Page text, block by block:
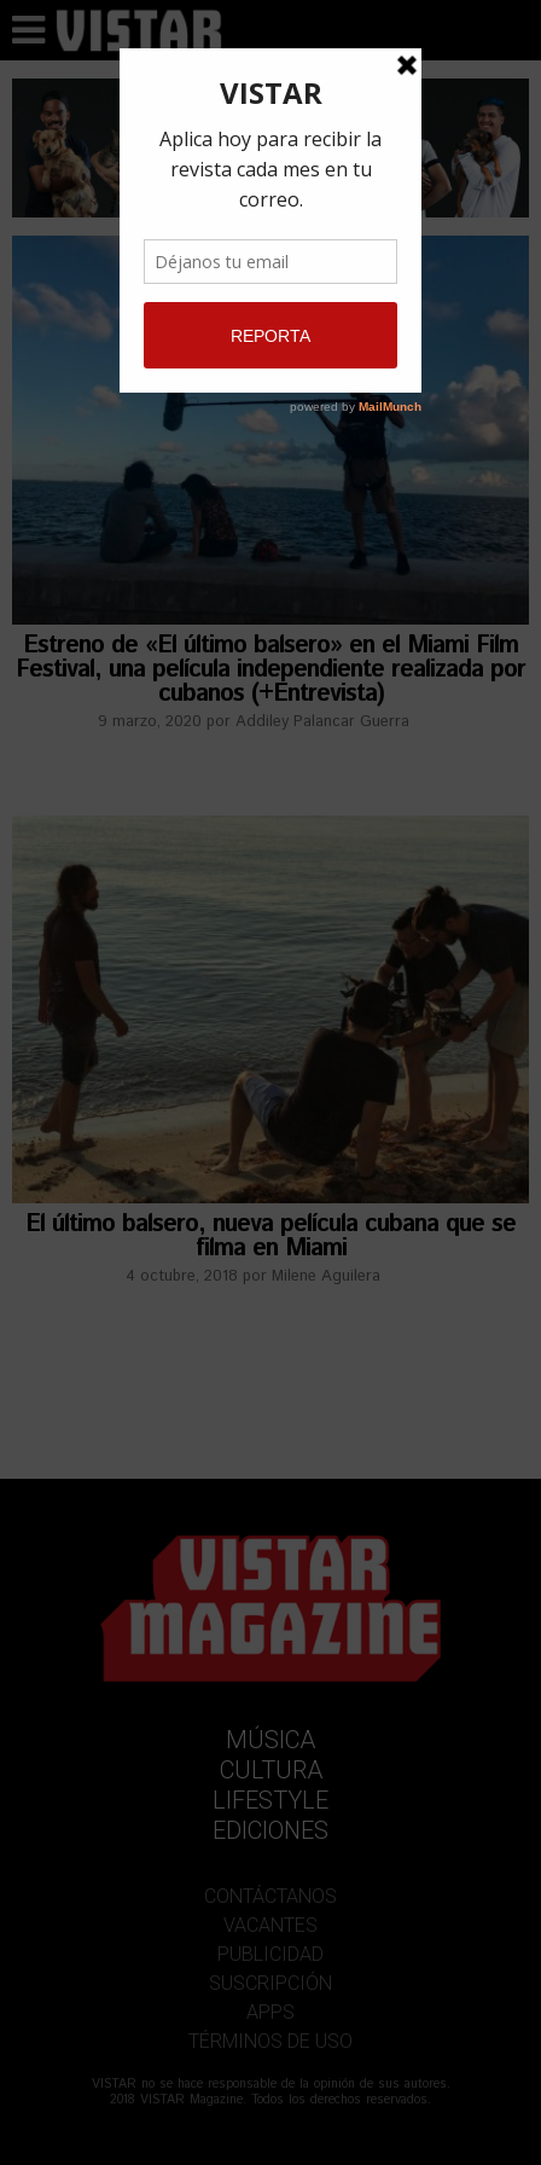
Estreno de «El último balsero» en el Miami Film
Festival, una película independiente realizada por
cubanos (+Entrevista)
9 marzo, 2020 por Addiley Palancar Guerra
El último balsero, nueva película cubana que se
filma en Miami
4 octubre, 2018 por Milene Aguilera
MÚSICA
CULTURA
LIFESTYLE
EDICIONES
CONTÁCTANOS
VACANTES
PUBLICIDAD
SUSCRIPCIÓN
APPS
TÉRMINOS DE USO
VISTAR no se hace responsable de la opinión de sus autores.
2018 VISTAR Magazine. Todos los derechos reservados.